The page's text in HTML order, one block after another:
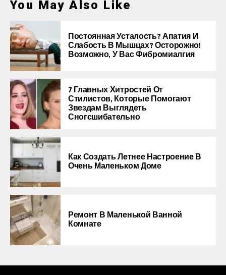
You May Also Like
Постоянная Усталость? Апатия И
Слабость В Мышцах? Осторожно!
Возможно, У Вас Фибромиалгия
7 Главных Хитростей От
Стилистов, Которые Помогают
Звездам Выглядеть
Сногсшибательно
Как Создать Летнее Настроение В
Очень Маленьком Доме
Ремонт В Маленькой Ванной
Комнате